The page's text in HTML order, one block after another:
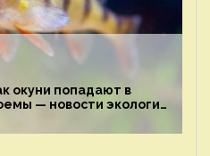
окуни попадают в
— новости экологии